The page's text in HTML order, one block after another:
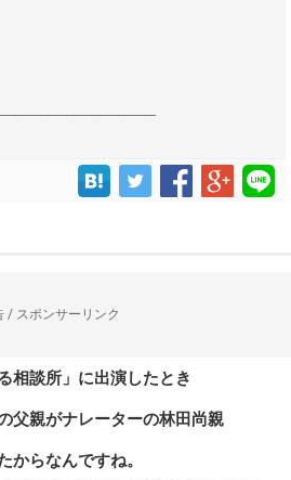
/ スポンサーリンク
相談所」に出演したとき
父親がナレーターの林田尚親
からなんですね。